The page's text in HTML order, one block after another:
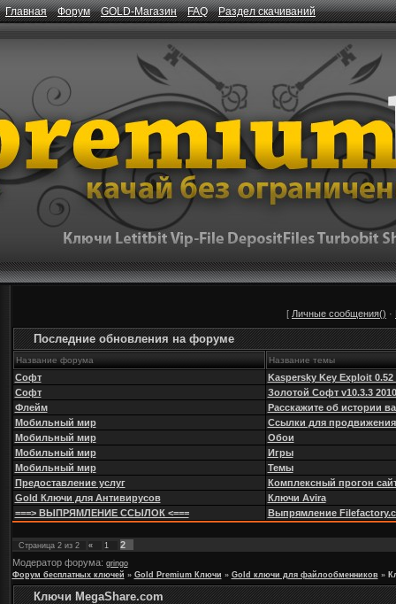
Главная Форум GOLD-Магазин FAQ Раздел скачиваний
[ Личные сообщения() ·
Последние обновления на форуме
Название форума Название темы
Софт
Kaspersky Key Exploit 0.52
Софт
Золотой Софт v10.3.3 2010
Флейм
Расскажите об истории
Мобильный мир
Ссылки для продвижения
Мобильный мир
Обои
Мобильный мир
Игры
Мобильный мир
Темы
Предоставление услуг
Комплексный прогон
Gold Ключи для Антивирусов
Ключи Avira
===> ВЫПРЯМЛЕНИЕ ССЫЛОК <===
Выпрямление
Страница 2из 2 « 1
2
Модератор форума: gringo
Форум бесплатных ключей » Gold Premium Ключи » Gold ключи для файлообменников »
Ключи MegaShare.com